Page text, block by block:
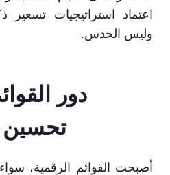
اعتماد استراتيجيات تسعير
وليس الحدس.
دور
تحسين
أصبحت القوائم الرقمية،